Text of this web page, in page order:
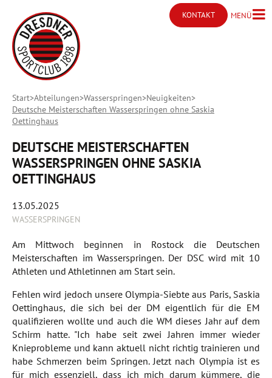
KONTAKT
Kontakt öffnen
MENÜMenü
Start Abteilungen Wasserspringen Neuigkeiten
Deutsche Meisterschaften Wasserspringen ohne Saskia
Oettinghaus
DEUTSCHE MEISTERSCHAFTEN
WASSERSPRINGEN OHNE SASKIA
OETTINGHAUS
13.05.2025
WASSERSPRINGEN
Am Mittwoch beginnen in Rostock die Deutschen
Meisterschaften im Wasserspringen. Der DSC wird mit 10
Athleten und Athletinnen am Start sein.
Fehlen wird jedoch unsere Olympia-Siebte aus Paris, Saskia
Oettinghaus, die sich bei der DM eigentlich für die EM
qualifizieren wollte und auch die WM dieses Jahr auf dem
Schirm hatte. "Ich habe seit zwei Jahren immer wieder
Knieprobleme und kann aktuell nicht richtig trainieren und
habe Schmerzen beim Springen. Jetzt nach Olympia ist es
für mich essenziell, dass ich mich darum kümmere, die